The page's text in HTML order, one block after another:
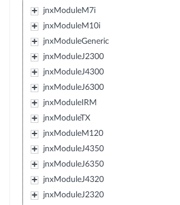
jnxModuleM7i
jnxModuleM10i
jnxModuleGeneric
jnxModuleJ2300
jnxModuleJ4300
jnxModuleJ6300
jnxModuleIRM
jnxModuleTX
jnxModuleM120
jnxModuleJ4350
jnxModuleJ6350
jnxModuleJ4320
jnxModuleJ2320